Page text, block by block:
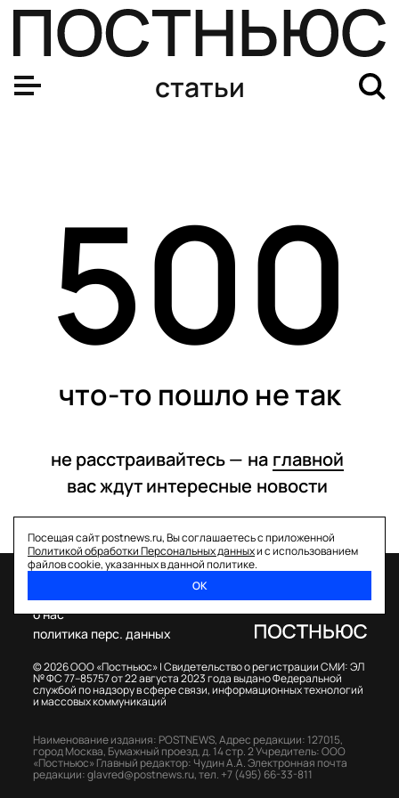
статьи
500
что-то пошло не так
не расстраивайтесь — на главной
вас ждут интересные новости
Посещая сайт postnews.ru, Вы соглашаетесь с приложенной
Политикой обработки Персональных данныхи с использованием
файлов cookie, указанных в данной политике.
ОК
© 2026 ООО «Постньюс» |Свидетельство о регистрации СМИ: ЭЛ
№ ФС 77–85757 от 22 августа 2023 года выдано Федеральной
службой по надзору в сфере связи, информационных технологий
и массовых коммуникаций
о нас
политика перс. данных
Наименование издания: POSTNEWS,Адрес редакции: 127015,
город Москва, Бумажный проезд, д. 14 стр. 2Учредитель: ООО
«Постньюс» Главный редактор: Чудин А.А.Электронная почта
редакции:glavred@postnews.ru,тел. +7 (495) 66-33-811